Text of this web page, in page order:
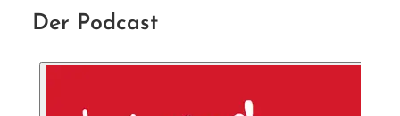
Der Podcast